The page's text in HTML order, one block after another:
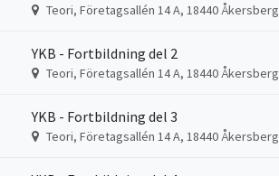
Teori, Företagsallén 14 A, 18440
YKB - Fortbildning del 2
Teori, Företagsallén 14 A, 18440
YKB - Fortbildning del 3
Teori, Företagsallén 14 A, 18440